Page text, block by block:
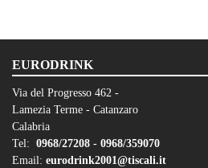
EURODRINK
Via del Progresso 462 -
Lamezia Terme - Catanzaro
Calabria
Tel: 0968/27208 - 0968/359070
Email: eurodrink2001@tiscali.it